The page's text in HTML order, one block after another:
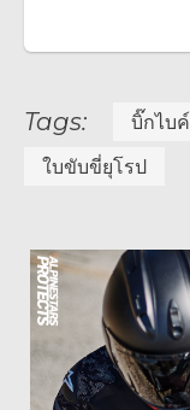
Tags: บิ๊กไบค์
ใบขับขี่ยุโรป